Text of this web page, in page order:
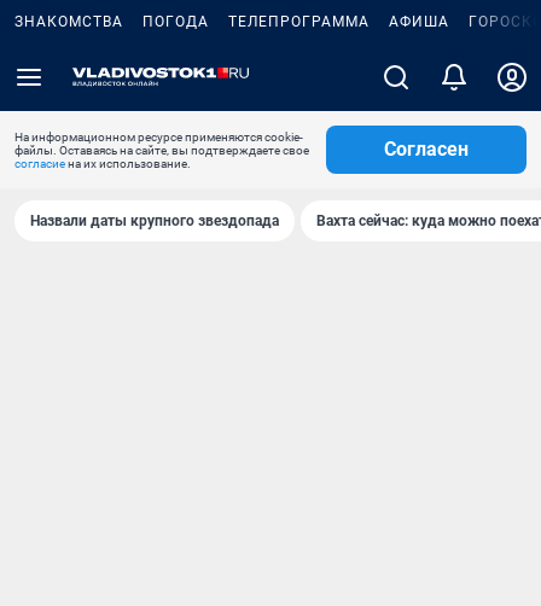
ЗНАКОМСТВА ПОГОДА ТЕЛЕПРОГРАММА АФИША
На информационном ресурсе применяются cookie-
файлы. Оставаясь на сайте, вы подтверждаете свое
согласиена их использование.
Согласен
Назвали даты крупного звездопада Вахта сейчас: куда можно